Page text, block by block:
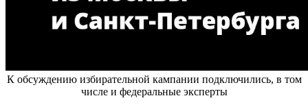
К обсуждению избирательной кампании подключились, в том
числе и федеральные эксперты